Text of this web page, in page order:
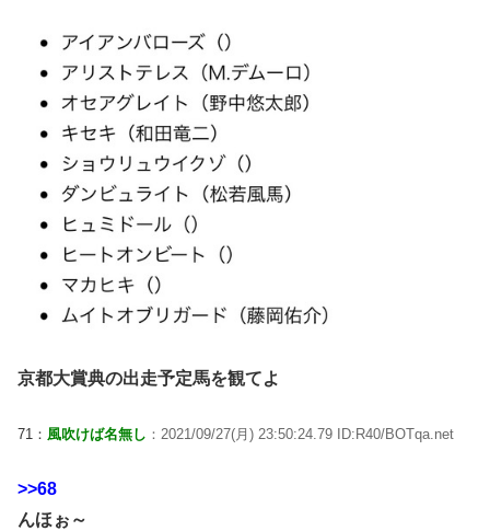
京都大賞典の出走予定馬を観てよ
71： 風吹けば名無し ：2021/09/27(月) 23:50:24.79 ID:R40/BOTqa.net
>>68
んほぉ～